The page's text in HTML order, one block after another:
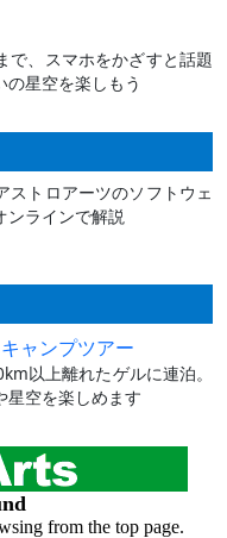
で、スマホをかざすと話題
星空を楽しもう
ストロアーツのソフトウェ
ンラインで解説
ャンプツアー
以上離れたゲルに連泊。
星空を楽しめます